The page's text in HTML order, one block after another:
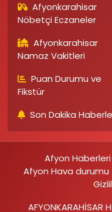
Afyonkarahisar
Nöbetçi Eczaneler
Afyonkarahisar
Namaz Vakitleri
Puan Durumu ve
Fikstür
Son Dakika
Afyon Haberleri
Afyon Hava durumu
AFYONKARAHİSAR